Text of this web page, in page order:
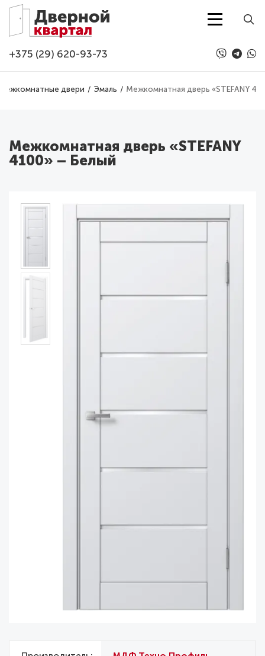
Перейти к основному содержанию
+375 (29) 620-93-73
двери Эмаль Межкомнатная дверь «STEFANY
Межкомнатная дверь «STEFANY
4100» – Белый